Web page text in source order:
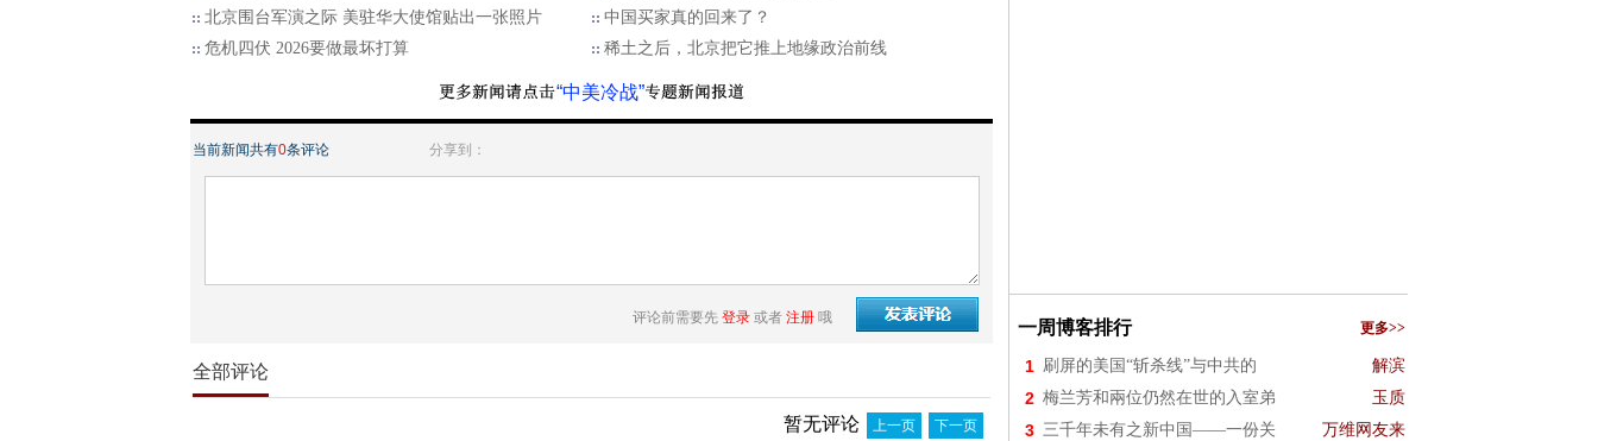
北京围台军演之际 美驻华大使馆贴出一张照片
中国买家真的回来了？
危机四伏 2026要做最坏打算
稀土之后，北京把它推上地缘政治前线
“中美冷战”
当前新闻共有0条评论 分享到：
评论前需要先 登录 或者 注册 哦
全部评论
暂无评论 上一页 下一页
一周博客排行 更多>>
1 刷屏的美国“斩杀线”与中共的 解滨
2 梅兰芳和兩位仍然在世的入室弟 玉质
3 三千年未有之新中国——一份关 万维网友来